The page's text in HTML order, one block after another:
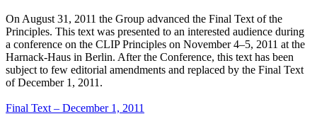
On August 31, 2011 the Group advanced the Final Text of the
Principles. This text was presented to an interested audience during
a conference on the CLIP Principles on November 4–5, 2011 at the
Harnack-Haus in Berlin. After the Conference, this text has been
subject to few editorial amendments and replaced by the Final Text
of December 1, 2011.
Final Text – December 1, 2011